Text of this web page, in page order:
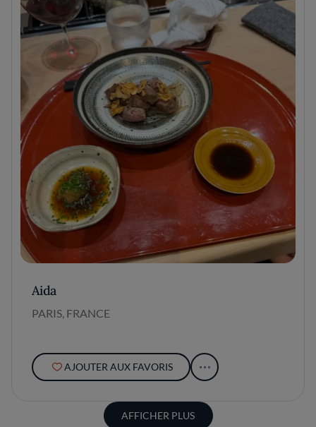
Aida
PARIS, FRANCE
AJOUTER AUX FAVORIS
AFFICHER PLUS